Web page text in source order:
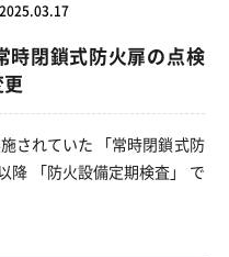
2025.03.17
時閉鎖式防火扉の点検
されていた 「常時閉鎖式防
降 「防火設備定期検査」 で